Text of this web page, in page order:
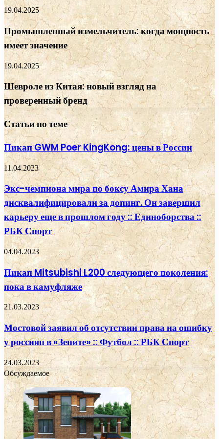
19.04.2025
Промышленный измельчитель: когда мощность
имеет значение
19.04.2025
Шевроле из Китая: новый взгляд на
проверенный бренд
Статьи по теме
Пикап GWM Poer KingKong: цены в России
11.04.2023
Экс-чемпиона мира по боксу Амира Хана
дисквалифицировали за допинг. Он завершил
карьеру еще в прошлом году :: Единоборства ::
РБК Спорт
04.04.2023
Пикап Mitsubishi L200 следующего поколения:
пока в камуфляже
21.03.2023
Мостовой заявил об отсутствии права на ошибку
у россиян в «Зените» :: Футбол :: РБК Спорт
24.03.2023
Обсуждаемое